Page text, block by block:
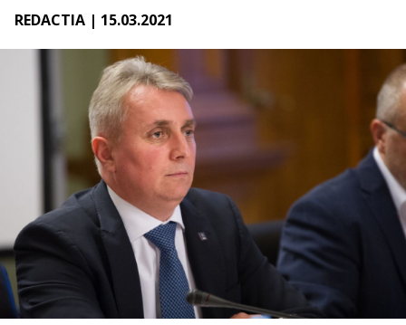
REDACTIA | 15.03.2021